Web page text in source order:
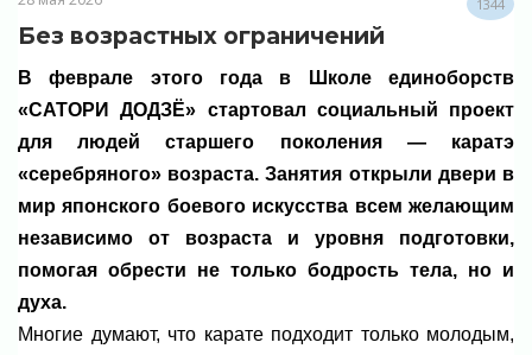
1344
Без возрастных ограничений
В феврале этого года в Школе единоборств
«САТОРИ ДОДЗЁ» стартовал социальный проект
для людей старшего поколения — каратэ
«серебряного» возраста. Занятия открыли двери в
мир японского боевого искусства всем желающим
независимо от возраста и уровня подготовки,
помогая обрести не только бодрость тела, но и
духа.
Многие думают, что карате подходит только молодым,